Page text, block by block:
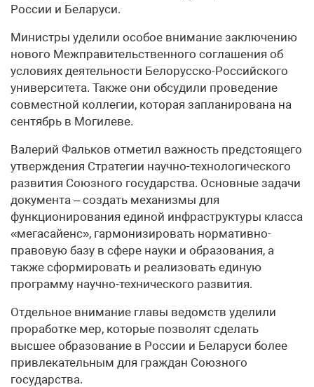
России и Беларуси.
Министры уделили особое внимание заключению
нового Межправительственного соглашения об
условиях деятельности Белорусско-Российского
университета. Также они обсудили проведение
совместной коллегии, которая запланирована на
сентябрь в Могилеве.
Валерий Фальков отметил важность предстоящего
утверждения Стратегии научно-технологического
развития Союзного государства. Основные задачи
документа – создать механизмы для
функционирования единой инфраструктуры класса
«мегасайенс», гармонизировать нормативно-
правовую базу в сфере науки и образования, а
также сформировать и реализовать единую
программу научно-технического развития.
Отдельное внимание главы ведомств уделили
проработке мер, которые позволят сделать
высшее образование в России и Беларуси более
привлекательным для граждан Союзного
государства.